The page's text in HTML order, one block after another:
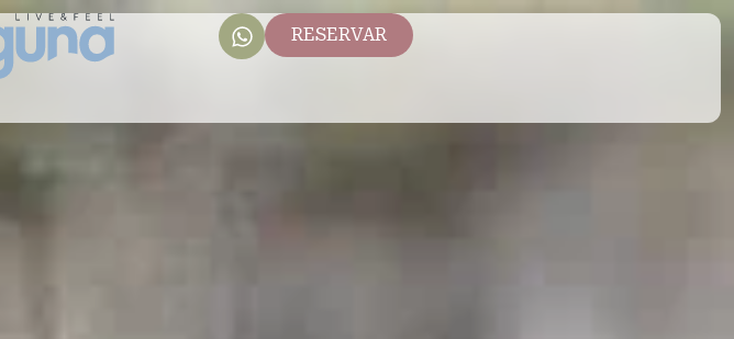
RESERVAR